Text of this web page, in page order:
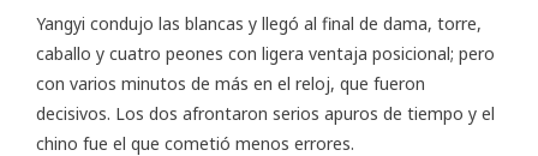
Yangyi condujo las blancas y llegó al final de dama, torre,
caballo y cuatro peones con ligera ventaja posicional; pero
con varios minutos de más en el reloj, que fueron
decisivos. Los dos afrontaron serios apuros de tiempo y el
chino fue el que cometió menos errores.